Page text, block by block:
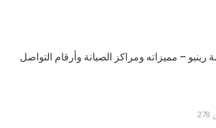
رينبو – مميزاته ومراكز الصيانة وأرقام التواصل